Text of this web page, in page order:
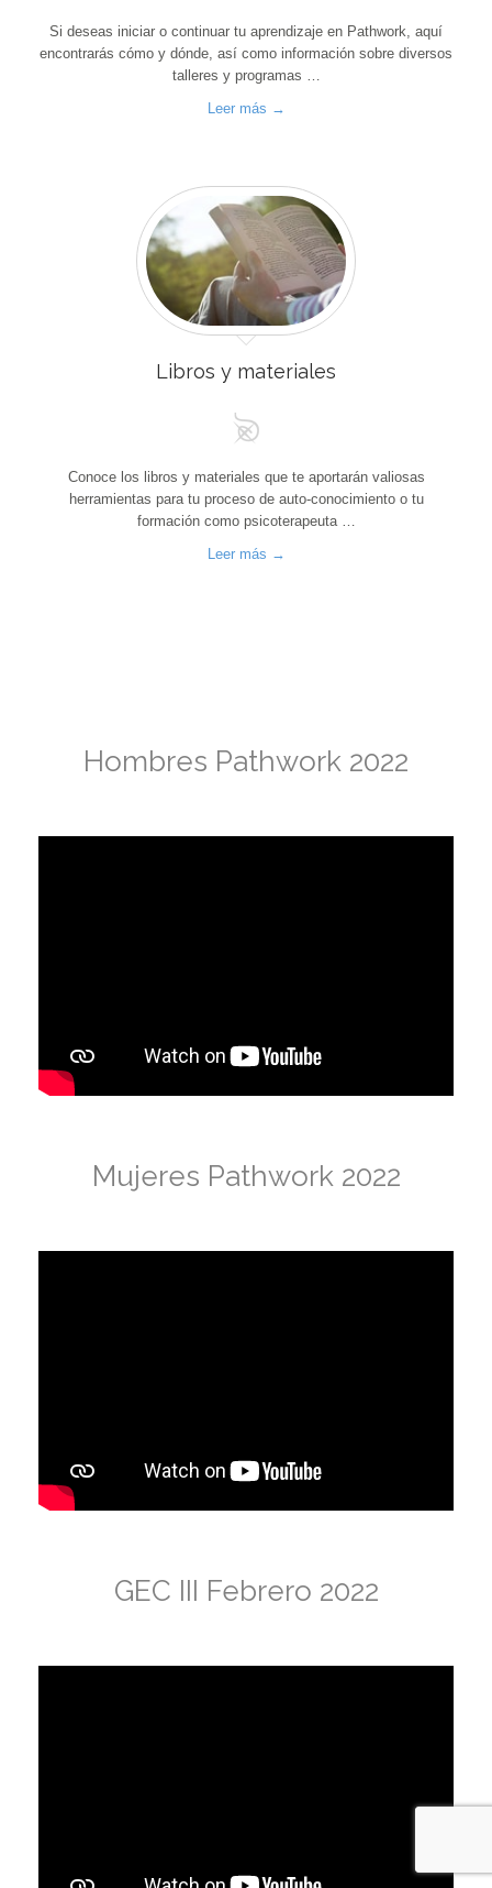
Si deseas iniciar o continuar tu aprendizaje en Pathwork, aquí
encontrarás cómo y dónde, así como información sobre diversos
talleres y programas …
Leer más →
Libros y materiales
Conoce los libros y materiales que te aportarán valiosas
herramientas para tu proceso de auto-conocimiento o tu
formación como psicoterapeuta …
Leer más →
Hombres Pathwork 2022
Mujeres Pathwork 2022
GEC III Febrero 2022